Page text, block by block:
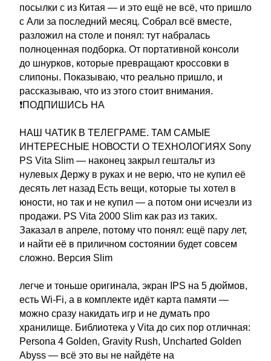
посылки с из Китая — и это ещё не всё, что пришло
с Али за последний месяц. Собрал всё вместе,
разложил на столе и понял: тут набралась
полноценная подборка. От портативной консоли
до шнурков, которые превращают кроссовки в
слипоны. Показываю, что реально пришло, и
рассказываю, что из этого стоит внимания.
❗ПОДПИШИСЬ НА
НАШ ЧАТИК В ТЕЛЕГРАМЕ. ТАМ САМЫЕ
ИНТЕРЕСНЫЕ НОВОСТИ О ТЕХНОЛОГИЯХ Sony
PS Vita Slim — наконец закрыл гештальт из
нулевых Держу в руках и не верю, что не купил её
десять лет назад Есть вещи, которые ты хотел в
юности, но так и не купил — а потом они исчезли из
продажи. PS Vita 2000 Slim как раз из таких.
Заказал в апреле, потому что понял: ещё пару лет,
и найти её в приличном состоянии будет совсем
сложно. Версия Slim
легче и тоньше оригинала, экран IPS на 5 дюймов,
есть Wi-Fi, а в комплекте идёт карта памяти —
можно сразу накидать игр и не думать про
хранилище. Библиотека у Vita до сих пор отличная:
Persona 4 Golden, Gravity Rush, Uncharted Golden
Abyss — всё это вы не найдёте на